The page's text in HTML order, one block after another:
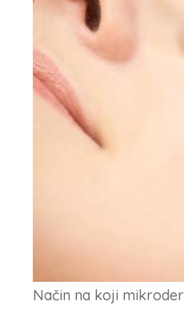
Način na koji